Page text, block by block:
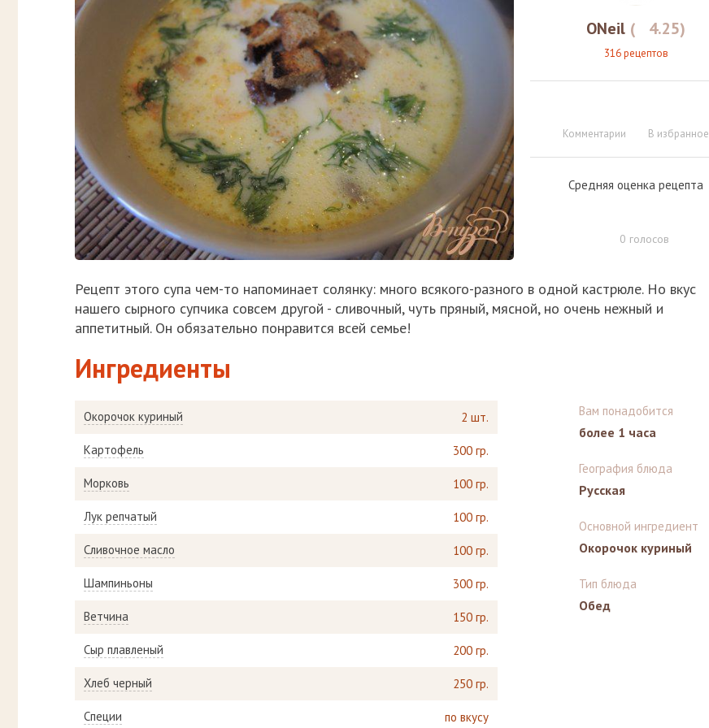
ONeil ( 4.25)
316 рецептов
Комментарии В избранное
Средняя оценка рецепта
0 голосов
Рецепт этого супа чем-то напоминает солянку: много всякого-разного в одной кастрюле. Но вкус
нашего сырного супчика совсем другой - сливочный, чуть пряный, мясной, но очень нежный и
аппетитный. Он обязательно понравится всей семье!
Ингредиенты
Окорочок куриный 2 шт.
Картофель 300 гр.
Морковь 100 гр.
Лук репчатый 100 гр.
Сливочное масло 100 гр.
Шампиньоны 300 гр.
Ветчина 150 гр.
Сыр плавленый 200 гр.
Хлеб черный 250 гр.
Специи по вкусу
Вам понадобится
более 1 часа
География блюда
Русская
Основной ингредиент
Окорочок куриный
Тип блюда
Обед